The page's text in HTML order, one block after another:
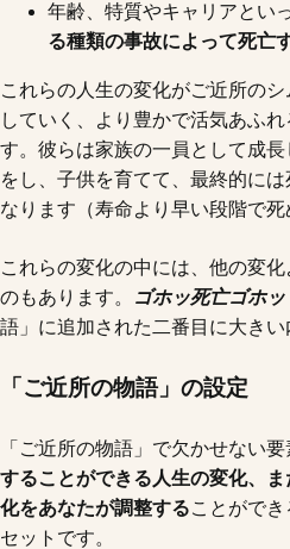
年齢、特質やキャリアとい
る種類の事故によって死亡
これらの人生の変化がご近所の
していく、より豊かで活気あふ
す。彼らは家族の一員として成
をし、子供を育てて、最終的に
なります（寿命より早い段階で死
これらの変化の中には、他の変
のもあります。
ゴホッ死亡ゴホッ
語」に追加された二番目に大き
「ご近所の物語」の設定
「ご近所の物語」で欠かせない要
することができる人生の変化、
化をあなたが調整することがで
セットです。